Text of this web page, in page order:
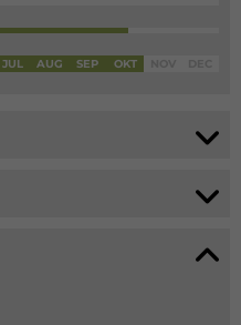
JUL AUG SEP OKT